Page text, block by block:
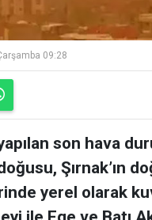
09:28
son hava
Şırnak’ın
yerel olarak